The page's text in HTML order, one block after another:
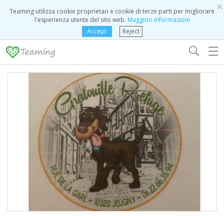
×
Teaming utilizza cookie proprietari e cookie di terze parti per migliorare
l'esperienza utente del sito web. Maggiori informazioni
Accept
Reject
☰